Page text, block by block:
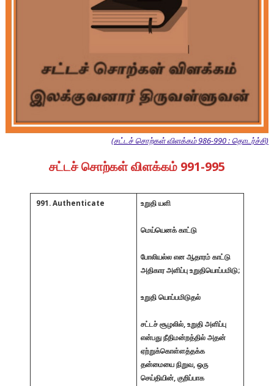
(சட்டச் சொற்கள் விளக்கம் 986-990 : தொடர்ச்சி)
சட்டச் சொற்கள் விளக்கம் 991-995
991. Authenticate உறுதி யளி
மெய்யெனக் காட்டு
போலியல்ல என ஆதாரம் காட்டு
அதிகார அளிப்பு உறுதியொப்பமிடு;
உறுதி யொப்பமிடுதல்
சட்டச் சூழலில், உறுதி அளிப்பு
என்பது நீதிமன்றத்தில் அதன்
ஏற்றுக்கொள்ளத்தக்க
தன்மையை நிறுவ, ஒரு
செய்தியின், குறிப்பாக